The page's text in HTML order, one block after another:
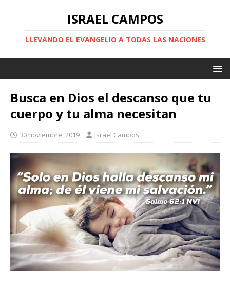
ISRAEL CAMPOS
LLEVANDO EL EVANGELIO A TODAS LAS NACIONES
Busca en Dios el descanso que tu
cuerpo y tu alma necesitan
30 noviembre, 2019 Israel Campos